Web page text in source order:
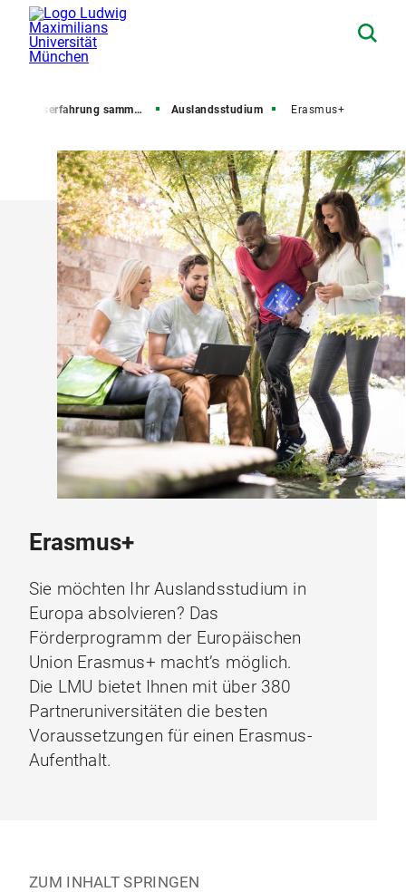
Auslandserfahrung sammeln Auslandsstudium Erasmus+
Erasmus+
Sie möchten Ihr Auslandsstudium in
Europa absolvieren? Das
Förderprogramm der Europäischen
Union Erasmus+ macht’s möglich.
Die LMU bietet Ihnen mit über 380
Partneruniversitäten die besten
Voraussetzungen für einen Erasmus-
Aufenthalt.
ZUM INHALT SPRINGEN